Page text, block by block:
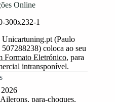
Online
(Paulo
coloca ao seu
Formato Eletrónico, para
intransponível.
para-choques,